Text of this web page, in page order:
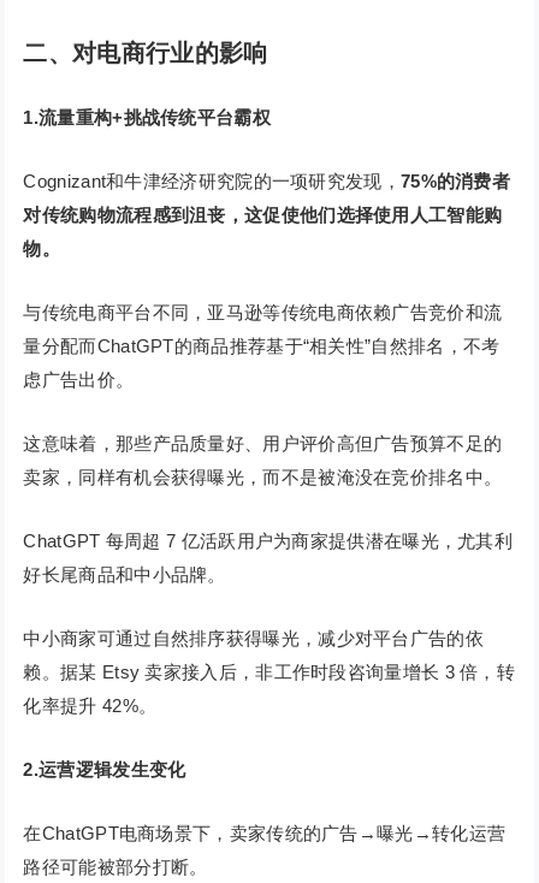
二、对电商行业的影响
1.流量重构+挑战传统平台霸权
Cognizant和牛津经济研究院的一项研究发现， 75%的消费者
对传统购物流程感到沮丧，这促使他们选择使用人工智能购
物。
与传统电商平台不同，亚马逊等传统电商依赖广告竞价和流
量分配而ChatGPT的商品推荐基于“相关性”自然排名，不考
虑广告出价。
这意味着，那些产品质量好、用户评价高但广告预算不足的
卖家，同样有机会获得曝光，而不是被淹没在竞价排名中。
ChatGPT 每周超 7 亿活跃用户为商家提供潜在曝光，尤其利
好长尾商品和中小品牌。
中小商家可通过自然排序获得曝光，减少对平台广告的依
赖。据某 Etsy 卖家接入后，非工作时段咨询量增长 3 倍，转
化率提升 42%。
2.运营逻辑发生变化
在ChatGPT电商场景下，卖家传统的广告→曝光→转化运营
路径可能被部分打断。